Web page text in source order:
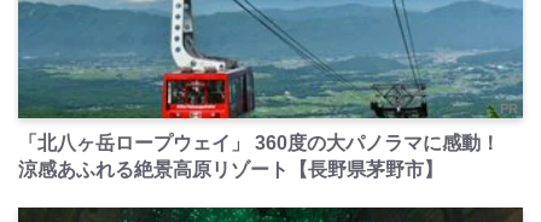
PR
「北八ヶ岳ロープウェイ」 360度の大パノラマに感動！
涼感あふれる絶景高原リゾート【長野県茅野市】